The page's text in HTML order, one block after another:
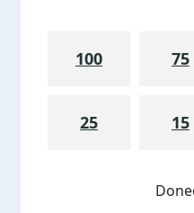
100 75
25 15